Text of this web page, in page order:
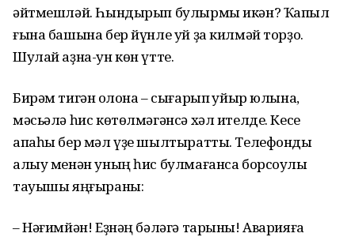
әйтмешләй. Һындырып булырмы икән? Ҡапыл
ғына башына бер йүнле уй ҙа килмәй торҙо.
Шулай аҙна-ун көн үтте.
Бирәм тигән ҡолона – сығарып ҡуйыр юлына,
мәсьәлә һис көтөлмәгәнсә хәл ителде. Кесе
апаһы бер мәл үҙе шылтыратты. Телефонды
алыу менән уның һис булмағанса борсоулы
тауышы яңғыраны:
– Нәғимйән! Еҙнәң бәләгә тарыны! Аварияға